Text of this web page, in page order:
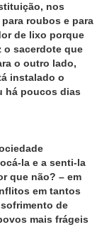
nos
roubos e para
de lixo porque
o sacerdote que
o outro lado,
instalado o
há poucos dias
la e a senti-la
que não? – em
em tantos
de
mais frágeis